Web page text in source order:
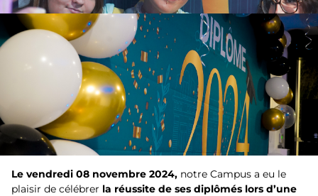
Le vendredi 08 novembre 2024, notre Campus a eu le
plaisir de célébrer la réussite de ses diplômés lors d’une